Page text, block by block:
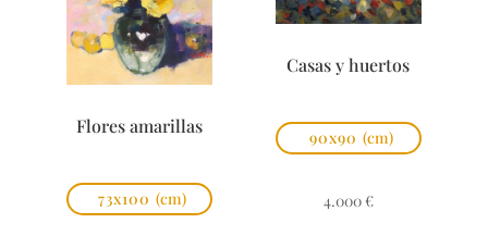
Flores amarillas
73x100 (cm)
Casas y huertos
90x90 (cm)
4.000 €